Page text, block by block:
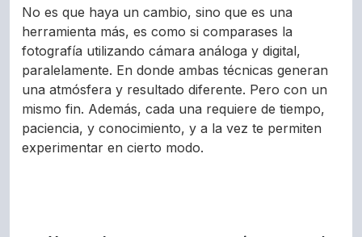
No es que haya un cambio, sino que es una
herramienta más, es como si comparases la
fotografía utilizando cámara análoga y digital,
paralelamente. En donde ambas técnicas generan
una atmósfera y resultado diferente. Pero con un
mismo fin. Además, cada una requiere de tiempo,
paciencia, y conocimiento, y a la vez te permiten
experimentar en cierto modo.